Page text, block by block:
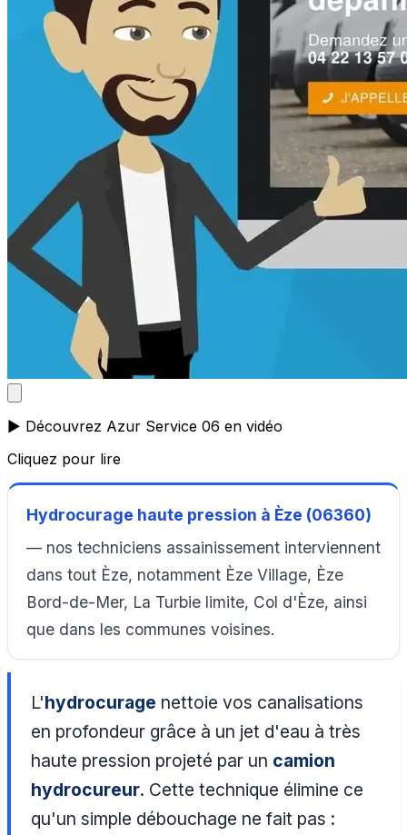
▶️ Découvrez Azur Service 06 en vidéo
Cliquez pour lire
Hydrocurage haute pression à Èze (06360)
— nos techniciens assainissement interviennent
dans tout Èze, notamment Èze Village, Èze
Bord-de-Mer, La Turbie limite, Col d'Èze, ainsi
que dans les communes voisines.
L'hydrocurage nettoie vos canalisations
en profondeur grâce à un jet d'eau à très
haute pression projeté par un camion
hydrocureur. Cette technique élimine ce
qu'un simple débouchage ne fait pas :